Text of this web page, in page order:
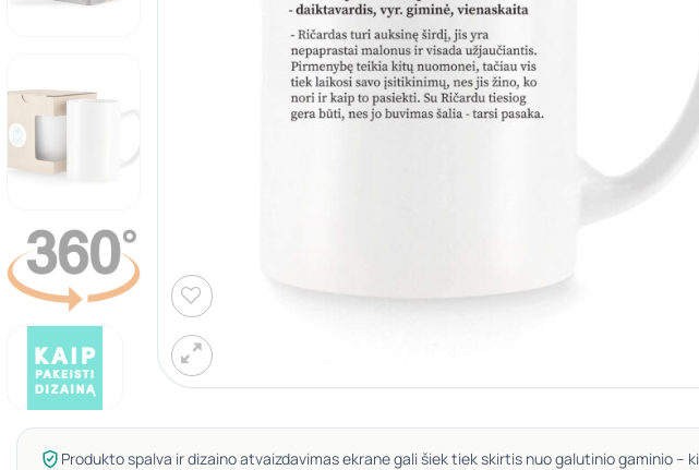
Produkto spalva ir dizaino atvaizdavimas ekrane gali šiek tiek skirtis nuo galutinio gaminio –